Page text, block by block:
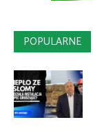
POPULARNE